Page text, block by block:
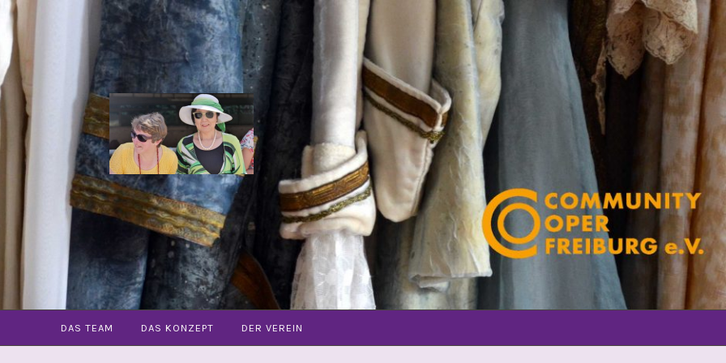
COMMUNITY
OPER
FREIBURG
E.V.
DAS TEAM DAS KONZEPT DER VEREIN